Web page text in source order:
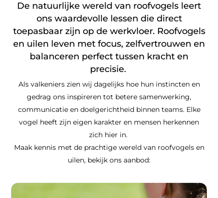
De natuurlijke wereld van roofvogels leert
ons waardevolle lessen die direct
toepasbaar zijn op de werkvloer. Roofvogels
en uilen leven met focus, zelfvertrouwen en
balanceren perfect tussen kracht en
precisie.
Als valkeniers zien wij dagelijks hoe hun instincten en
gedrag ons inspireren tot betere samenwerking,
communicatie en doelgerichtheid binnen teams. Elke
vogel heeft zijn eigen karakter en mensen herkennen
zich hier in.
Maak kennis met de prachtige wereld van roofvogels en
uilen, bekijk ons aanbod: